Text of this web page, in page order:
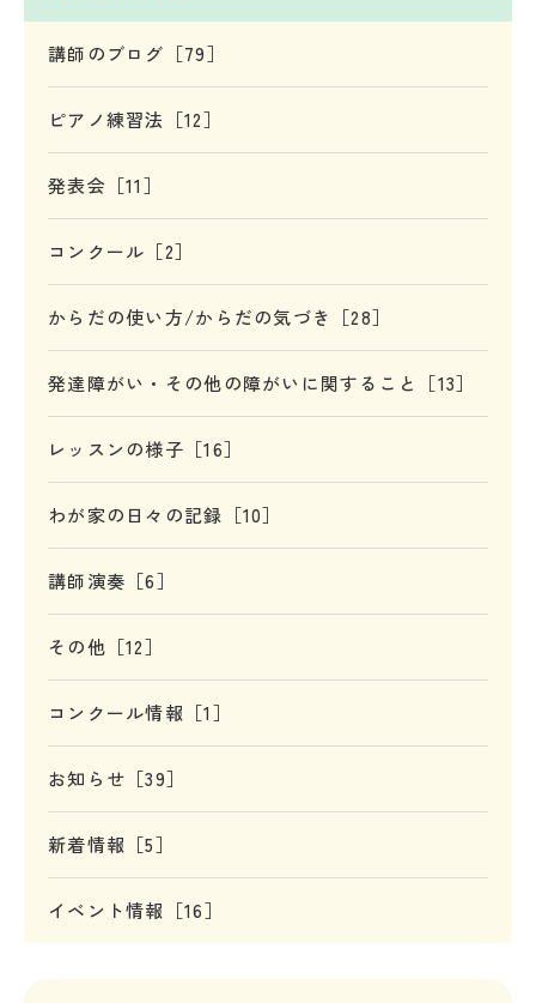
講師のブログ［79］
ピアノ練習法［12］
発表会［11］
コンクール［2］
からだの使い方/からだの気づき［28］
発達障がい・その他の障がいに関すること［13］
レッスンの様子［16］
わが家の日々の記録［10］
講師演奏［6］
その他［12］
コンクール情報［1］
お知らせ［39］
新着情報［5］
イベント情報［16］